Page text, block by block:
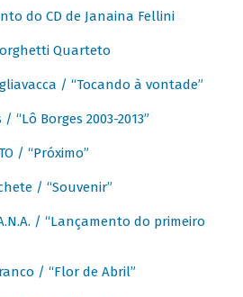
do CD de Janaina Fellini
Quarteto
/ “Tocando à vontade”
“Lô Borges 2003-2013”
/ “Próximo”
/ “Souvenir”
/ “Lançamento do primeiro
/ “Flor de Abril”